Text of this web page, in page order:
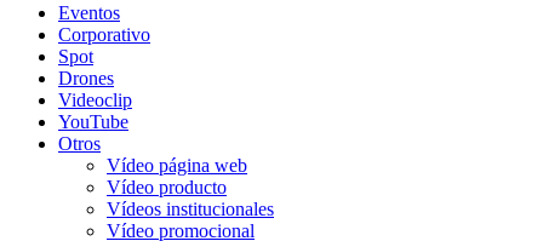
Eventos
Corporativo
Spot
Drones
Videoclip
YouTube
Otros
Vídeo página web
Vídeo producto
Vídeos institucionales
Vídeo promocional